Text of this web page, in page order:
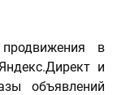
в
и
объявлений